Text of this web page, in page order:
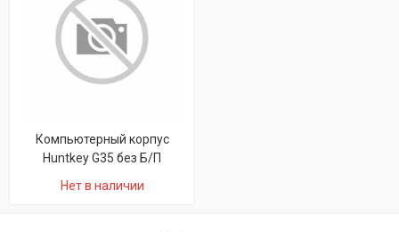
Компьютерный корпус
Huntkey G35 без Б/П
Нет в наличии